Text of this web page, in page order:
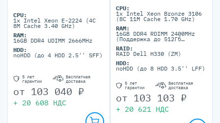
CPU:
1x Intel Xeon E-2224 (4C
8M Cache 3.40 GHz)
RAM:
16GB DDR4 UDIMM 2666MHz
HDD:
noHDD (до 4 HDD 2.5'' SFF)
5 лет
гарантии
Бесплатная
доставка
от 103 040 ₽
+ 20 608 НДС
CPU:
1x Intel Xeon Bronze 3106
(8C 11M Cache 1.70 GHz)
RAM:
16GB DDR4 RDIMM 2400MHz
(Поддержка до 512Гб
портов)
RAID:
RAID Dell H330 (ZM)
HDD:
noHDD (до 8 HDD 3.5'' LFF)
5 лет
гарантии
Бесплатная
доставка
от 103 103 ₽
+ 20 621 НДС